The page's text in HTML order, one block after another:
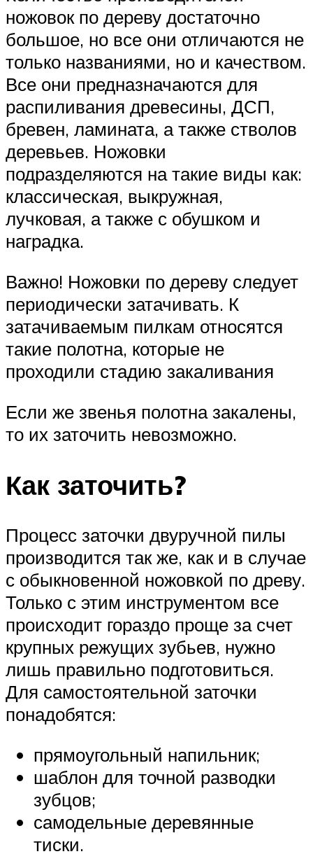
ножовок по дереву достаточно
большое, но все они отличаются не
только названиями, но и качеством.
Все они предназначаются для
распиливания древесины, ДСП,
бревен, ламината, а также стволов
деревьев. Ножовки
подразделяются на такие виды как:
классическая, выкружная,
лучковая, а также с обушком и
наградка.
Важно! Ножовки по дереву следует
периодически затачивать. К
затачиваемым пилкам относятся
такие полотна, которые не
проходили стадию закаливания
Если же звенья полотна закалены,
то их заточить невозможно.
Как заточить?
Процесс заточки двуручной пилы
производится так же, как и в случае
с обыкновенной ножовкой по древу.
Только с этим инструментом все
происходит гораздо проще за счет
крупных режущих зубьев, нужно
лишь правильно подготовиться.
Для самостоятельной заточки
понадобятся:
прямоугольный напильник;
шаблон для точной разводки
зубцов;
самодельные деревянные
тиски.